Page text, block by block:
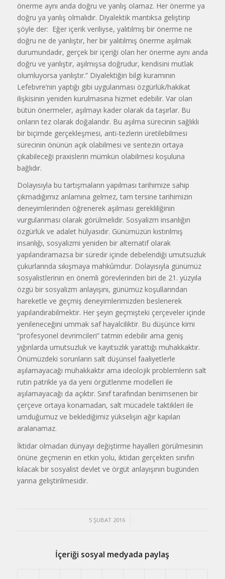
önerme aynı anda doğru ve yanlış olamaz. Her önerme ya
doğru ya yanlış olmalıdır. Diyalektik mantıksa geliştirip
şöyle der: Eğer içerik veriliyse, yalıtılmış bir önerme ne
doğru ne de yanlıştır, her bir yalıtılmış önerme aşılmak
durumundadır, gerçek bir içeriği olan her önerme aynı anda
doğru ve yanlıştır, aşılmışsa doğrudur, kendisini mutlak
olumluyorsa yanlıştır.” Diyalektiğin bilgi kuramının
Lefebvre’nin yaptığı gibi uygulanması özgürlük/hakikat
ilişkisinin yeniden kurulmasına hizmet edebilir. Var olan
bütün önermeler, aşılmayı kader olarak da taşırlar. Bu
onların tez olarak doğalarıdır. Bu aşılma sürecinin sağlıklı
bir biçimde gerçekleşmesi, anti-tezlerin üretilebilmesi
sürecinin önünün açık olabilmesi ve sentezin ortaya
çıkabileceği praxislerin mümkün olabilmesi koşuluna
bağlıdır.
Dolayısıyla bu tartışmaların yapılması tarihimize sahip
çıkmadığımız anlamına gelmez, tam tersine tarihimizin
deneyimlerinden öğrenerek aşılması gerekliliğinin
vurgulanması olarak görülmelidir. Sosyalizm insanlığın
özgürlük ve adalet hülyasıdır. Günümüzün kıstırılmış
insanlığı, sosyalizmi yeniden bir alternatif olarak
yapılandıramazsa bir süredir içinde debelendiği umutsuzluk
çukurlarında sıkışmaya mahkûmdur. Dolayısıyla günümüz
sosyalistlerinin en önemli görevlerinden biri de 21. yüzyıla
özgü bir sosyalizm anlayışını, günümüz koşullarından
hareketle ve geçmiş deneyimlerimizden beslenerek
yapılandırabilmektir. Her şeyin geçmişteki çerçeveler içinde
yenileneceğini ummak saf hayalciliktir. Bu düşünce kimi
“profesyonel devrimcileri” tatmin edebilir ama geniş
yığınlarda umutsuzluk ve kayıtsızlık yarattığı muhakkaktır.
Önümüzdeki sorunların salt düşünsel faaliyetlerle
aşılamayacağı muhakkaktır ama ideolojik problemlerin salt
rutin patrikle ya da yeni örgütlenme modelleri ile
aşılamayacağı da açıktır. Sınıf tarafından benimsenen bir
çerçeve ortaya konamadan, salt mücadele taktikleri ile
umduğumuz ve beklediğimiz yükselişin ağır kapıları
aralanamaz.
İktidar olmadan dünyayı değiştirme hayalleri görülmesinin
önüne geçmenin en etkin yolu, iktidarı gerçekten sınıfın
kılacak bir sosyalist devlet ve örgüt anlayışının bugünden
yarına geliştirilmesidir.
5 ŞUBAT 2016
/
İçeriği sosyal medyada paylaş